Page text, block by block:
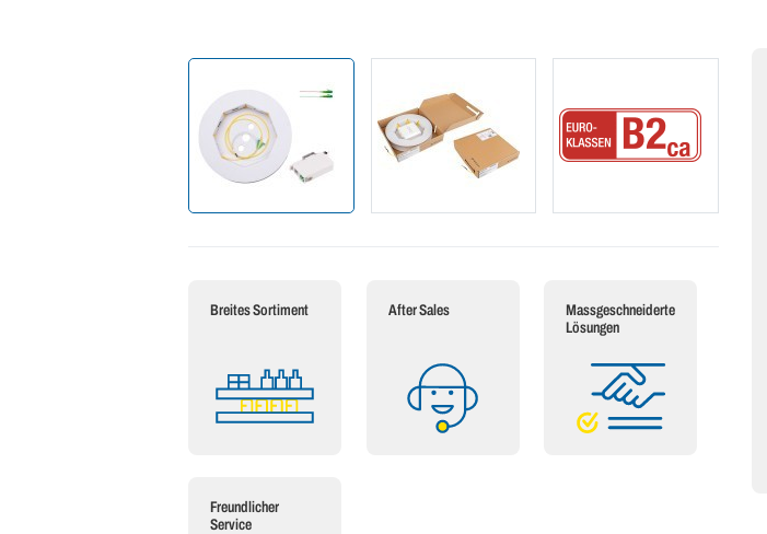
Breites Sortiment After Sales
Massgeschneiderte
Lösungen
Freundlicher
Service